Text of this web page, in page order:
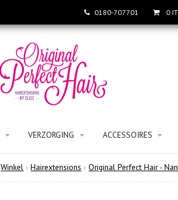
0
0180-707701
VERZORGING ACCESSOIRES
Winkel › Hairextensions › Original Perfect Hair -